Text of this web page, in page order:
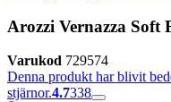
Arozzi Vernazza Soft
Varukod 729574
Denna produkt har blivit
stjärnor.4.7338